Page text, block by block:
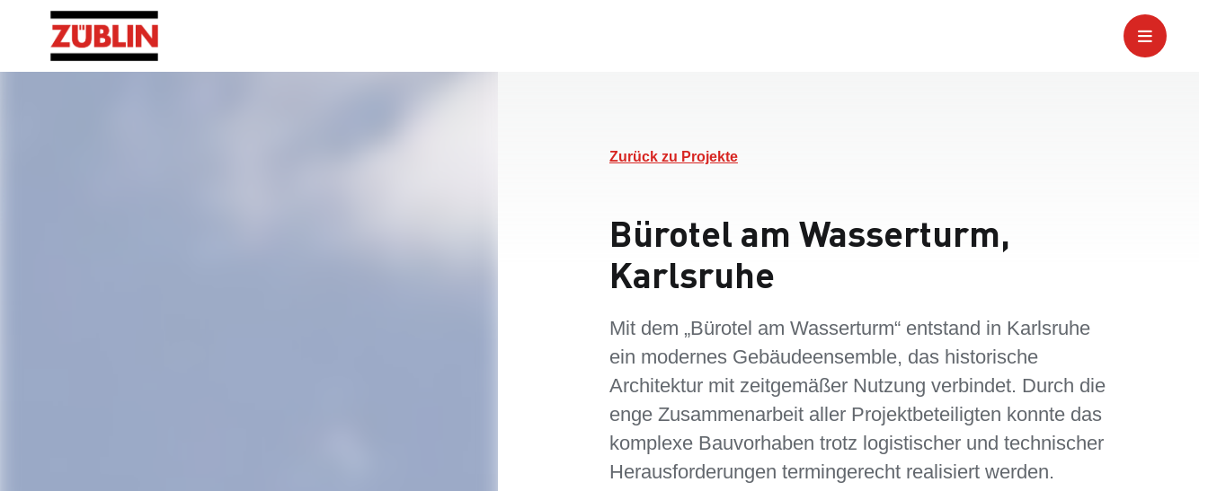
Zurück zu Projekte
Bürotel am Wasserturm,
Karlsruhe
Mit dem „Bürotel am Wasserturm“ entstand in Karlsruhe
ein modernes Gebäudeensemble, das historische
Architektur mit zeitgemäßer Nutzung verbindet. Durch die
enge Zusammenarbeit aller Projektbeteiligten konnte das
komplexe Bauvorhaben trotz logistischer und technischer
Herausforderungen termingerecht realisiert werden.